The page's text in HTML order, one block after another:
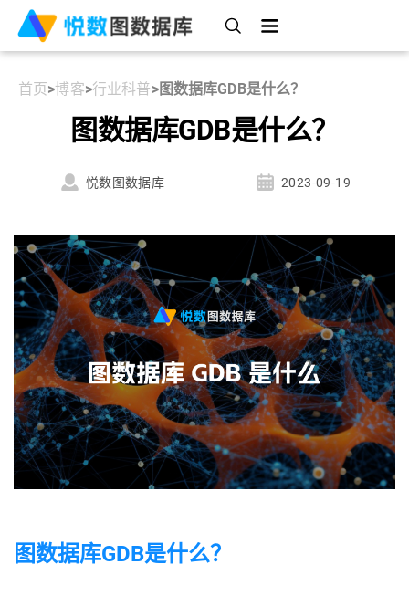
首页>博客>行业科普>图数据库GDB是什么？
图数据库GDB是什么？
悦数图数据库 2023-09-19
图数据库GDB是什么？